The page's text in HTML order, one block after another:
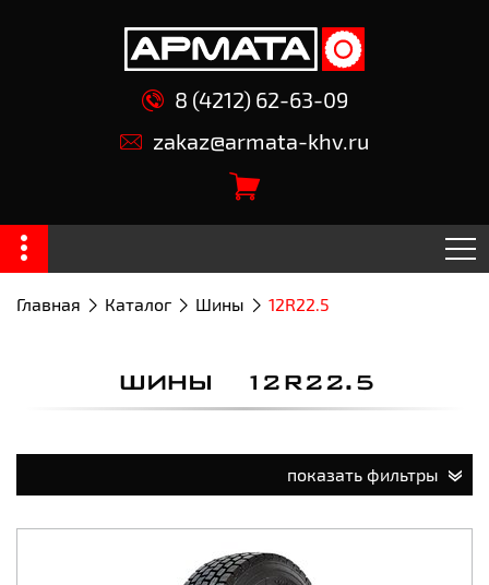
8 (4212) 62-63-09
zakaz@armata-khv.ru
Главная Каталог Шины 12R22.5
ШИНЫ 12R22.5
показать фильтры